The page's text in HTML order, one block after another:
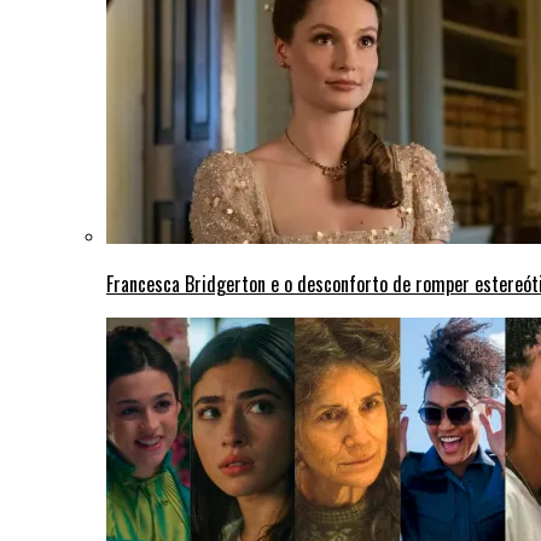
Francesca Bridgerton e o desconforto de romper